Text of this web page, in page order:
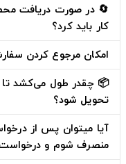
🔄 در صورت دریافت
کار باید کرد؟
امکان مرجوع کردن
📦 چقدر طول می‌کشد
تحویل شود؟
آیا میتوان پس از
منصرف شوم و